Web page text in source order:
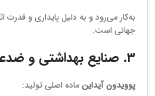
به‌کار می‌رود و به دلیل پایداری و قدرت
جهانی است.
۳. صنایع بهداشتی و ضدعفونی‌کننده
پوویدون آیداینماده اصلی تولید: